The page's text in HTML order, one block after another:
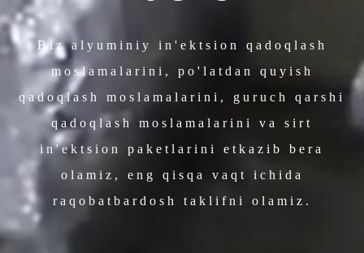
Biz alyuminiy in'ektsion qadoqlash
moslamalarini, po'latdan quyish
qadoqlash moslamalarini, guruch qarshi
qadoqlash moslamalarini va sirt
in'ektsion paketlarini etkazib bera
olamiz, eng qisqa vaqt ichida
raqobatbardosh taklifni olamiz.